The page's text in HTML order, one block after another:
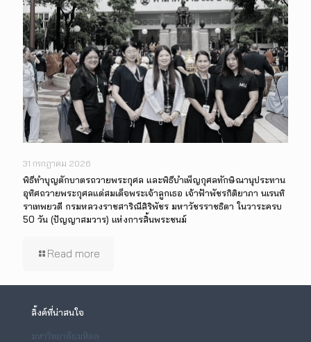
31 กรกฎาคม 2026
พิธีทำบุญตักบาตรถวายพระกุศล และพิธีบำเพ็ญกุศลทักษิณานุประทาน
อุทิศถวายพระกุศลแด่สมเด็จพระเจ้าลูกเธอ เจ้าฟ้าพัชรกิติยาภา นเรนทิ
ราเทพยวดี กรมหลวงราชสาริณีสิริพัชร มหาวัชรราชธิดา ในวาระครบ
50 วัน (ปัญญาสมวาร) แห่งการสิ้นพระชนม์
Read more
ลิ้งค์ที่น่าสนใจ
มหาวิทยาลัยมหิดล